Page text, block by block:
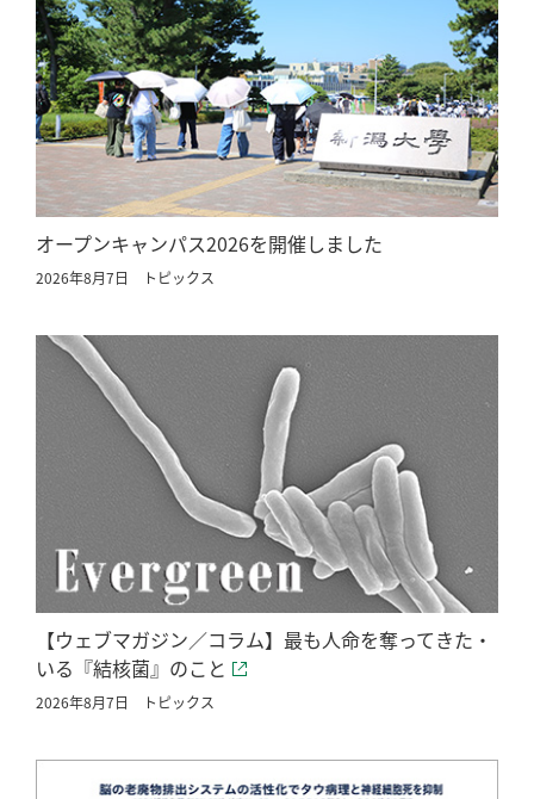
オープンキャンパス2026を開催しました
2026年8月7日 トピックス
【ウェブマガジン／コラム】最も人命を奪ってきた・
いる『結核菌』のこと
2026年8月7日 トピックス